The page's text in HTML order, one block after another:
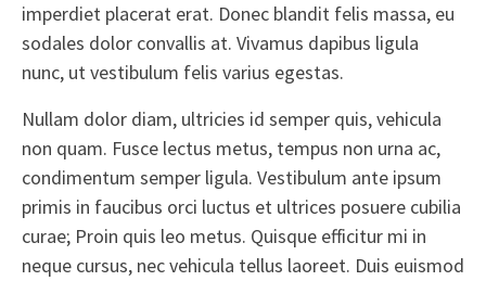
imperdiet placerat erat. Donec blandit felis massa, eu
sodales dolor convallis at. Vivamus dapibus ligula
nunc, ut vestibulum felis varius egestas.
Nullam dolor diam, ultricies id semper quis, vehicula
non quam. Fusce lectus metus, tempus non urna ac,
condimentum semper ligula. Vestibulum ante ipsum
primis in faucibus orci luctus et ultrices posuere cubilia
curae; Proin quis leo metus. Quisque efficitur mi in
neque cursus, nec vehicula tellus laoreet. Duis euismod